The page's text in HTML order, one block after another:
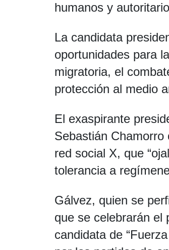
humanos y
La candidata
oportunidades para
migratoria, el
protección al medio
El exaspirante
Sebastián
red social X, que
tolerancia a
Gálvez, quien se
que se celebrarán el
candidata de